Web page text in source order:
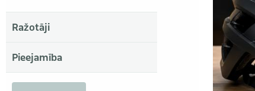
Ražotāji
Pieejamība